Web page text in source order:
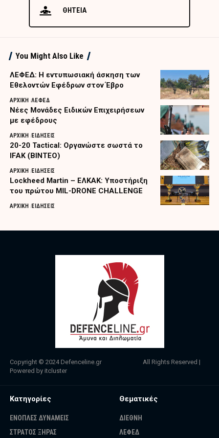
ΘΗΤΕΙΑ
You Might Also Like
ΛΕΦΕΔ: Η εντυπωσιακή άσκηση των
Εθελοντών Εφέδρων στον Έβρο
ΑΡΧΙΚΗ ΛΕΦΕΔ
Nέες Μονάδες Ειδικών Επιχειρήσεων
με εφέδρους
ΑΡΧΙΚΗ ΕΙΔΗΣΕΙΣ
20-20 Tactical: Οργανώστε σωστά το
IFAK (ΒΙΝΤΕΟ)
ΑΡΧΙΚΗ ΕΙΔΗΣΕΙΣ
Lockheed Martin – ΕΛΚΑΚ: Υποστήριξη
του πρώτου MIL-DRONE CHALLENGE
ΑΡΧΙΚΗ ΕΙΔΗΣΕΙΣ
Copyright © 2024 Defenceline.gr All Rights Reserved |
Powered by itcluster
Κατηγορίες
ΕΝΟΠΛΕΣ ΔΥΝΑΜΕΙΣ
ΣΤΡΑΤΟΣ ΞΗΡΑΣ
Θεματικές
ΔΙΕΘΝΗ
ΛΕΦΕΔ